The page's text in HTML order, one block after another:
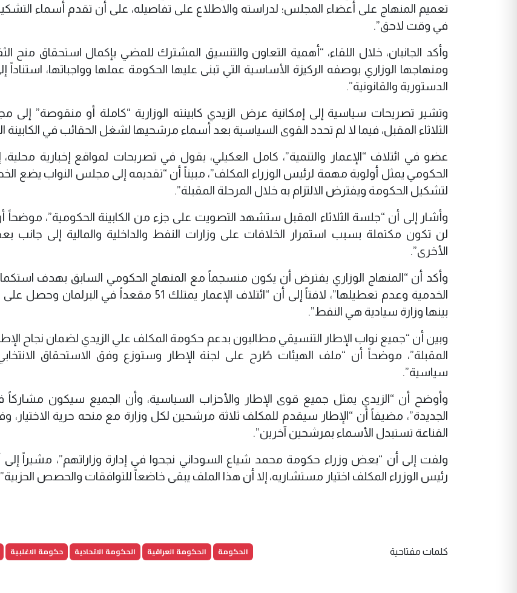
تعميم المنهاج على أعضاء المجلس؛ لدراسته والاطلاع على تفاصيله، على أن تقدم أسماء
في وقت لاحق”.
وأكد الجانبان، خلال اللقاء، “أهمية التعاون والتنسيق المشترك للمضي بإكمال استحقاق منح
ومنهاجها الوزاري بوصفه الركيزة الأساسية التي تبنى عليها الحكومة عملها وواجباتها، استناداً
الدستورية والقانونية”.
وتشير تصريحات سياسية إلى إمكانية عرض الزيدي كابينته الوزارية “كاملة أو منقوصة” إلى
الثلاثاء المقبل، فيما لا لم تحدد القوى السياسية بعد أسماء مرشحيها لشغل الحقائب في الكابينة
عضو في ائتلاف “الإعمار والتنمية”، كامل العكيلي، يقول في تصريحات لمواقع إخبارية محلية،
الحكومي يمثل أولوية مهمة لرئيس الوزراء المكلف”، مبيناً أن “تقديمه إلى مجلس النواب يضع
لتشكيل الحكومة ويفترض الالتزام به خلال المرحلة المقبلة”.
وأشار إلى أن “جلسة الثلاثاء المقبل ستشهد التصويت على جزء من الكابينة الحكومية”، موضحاً
لن تكون مكتملة بسبب استمرار الخلافات على وزارات النفط والداخلية والمالية إلى جانب
الأخرى”.
وأكد أن “المنهاج الوزاري يفترض أن يكون منسجماً مع المنهاج الحكومي السابق بهدف
الخدمية وعدم تعطيلها”، لافتاً إلى أن “ائتلاف الإعمار يمتلك 51 مقعداً في
بينها وزارة سيادية هي النفط”.
وبين أن “جميع نواب الإطار التنسيقي مطالبون بدعم حكومة المكلف علي الزيدي لضمان نجاح
المقبلة”، موضحاً أن “ملف الهيئات طُرح على لجنة الإطار وستوزع وفق الاستحقاق
سياسية”.
وأوضح أن “الزيدي يمثل جميع قوى الإطار والأحزاب السياسية، وأن الجميع سيكون مشاركاً
الجديدة”، مضيفاً أن “الإطار سيقدم للمكلف ثلاثة مرشحين لكل وزارة مع منحه حرية الاختيار،
القناعة تستبدل الأسماء بمرشحين آخرين”.
ولفت إلى أن “بعض وزراء حكومة محمد شياع السوداني نجحوا في إدارة وزاراتهم”، مشيراً
رئيس الوزراء المكلف اختيار مستشاريه، إلا أن هذا الملف يبقى خاضعاً للتوافقات والحصص
كلمات مفتاحية الحكومة الحكومة العراقية الحكومة الاتحادية حكومة الاغلبية